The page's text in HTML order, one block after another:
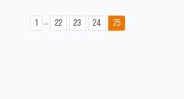
1 22 23 24 25